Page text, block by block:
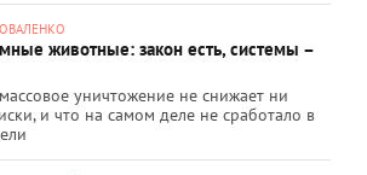
животные: закон есть, системы –
уничтожение не снижает ни
и что на самом деле не сработало в